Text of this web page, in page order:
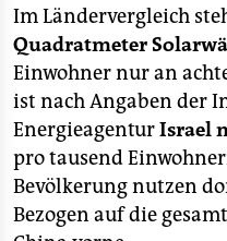
Im Ländervergleich
Quadratmeter
Einwohner nur an
ist nach Angaben der
EnergieagenturIsrael
pro tausend
Bevölkerung nutzen
Bezogen auf die